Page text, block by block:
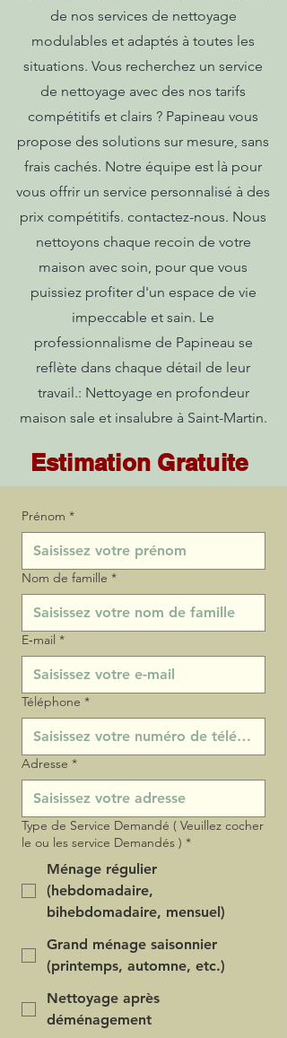
de nos services de nettoyage
modulables et adaptés à toutes les
situations. Vous recherchez un service
de nettoyage avec des nos tarifs
compétitifs et clairs ? Papineau vous
propose des solutions sur mesure, sans
frais cachés. Notre équipe est là pour
vous offrir un service personnalisé à des
prix compétitifs. contactez-nous. Nous
nettoyons chaque recoin de votre
maison avec soin, pour que vous
puissiez profiter d'un espace de vie
impeccable et sain. Le
professionnalisme de Papineau se
reflète dans chaque détail de leur
travail.: Nettoyage en profondeur
maison sale et insalubre à Saint-Martin.
Estimation Gratuite
Prénom *
Nom de famille *
E‑mail *
Téléphone *
Adresse *
Type de Service Demandé ( Veuillez cocher
le ou les service Demandés ) *
Ménage régulier
(hebdomadaire,
bihebdomadaire, mensuel)
Grand ménage saisonnier
(printemps, automne, etc.)
Nettoyage après
déménagement